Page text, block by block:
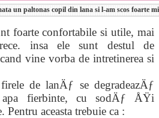
un paltonas copil din lana si l-am scos foarte
foarte confortabile si utile, mai
insa ele sunt destul de
vine vorba de intretinerea si
de lanÄƒ se degradeazÄƒ
fierbinte, cu sodÄƒ ÅŸi
Pentru aceasta trebuie ca :